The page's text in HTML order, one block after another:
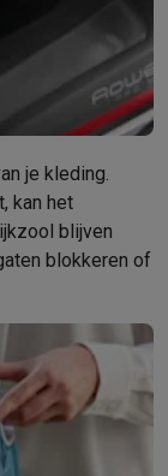
Solden op
Solden
Inbouw installatie
jouw
KeukenMeer...
voor elke
Outlet
je kleding.
kan het
blijven
blokkeren of